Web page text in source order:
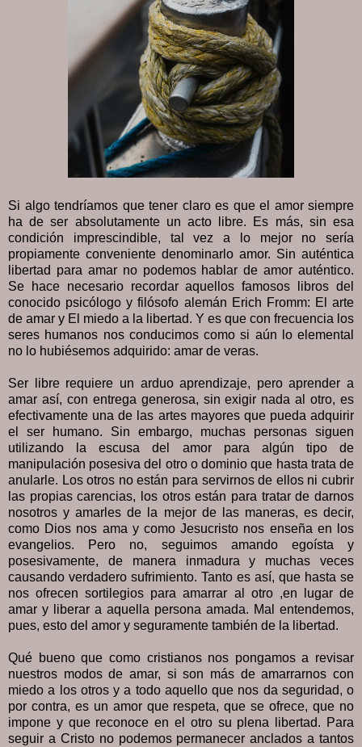
Si algo tendríamos que tener claro es que el amor siempre
ha de ser absolutamente un acto libre. Es más, sin esa
condición imprescindible, tal vez a lo mejor no sería
propiamente conveniente denominarlo amor. Sin auténtica
libertad para amar no podemos hablar de amor auténtico.
Se hace necesario recordar aquellos famosos libros del
conocido psicólogo y filósofo alemán Erich Fromm: El arte
de amar y El miedo a la libertad. Y es que con frecuencia los
seres humanos nos conducimos como si aún lo elemental
no lo hubiésemos adquirido: amar de veras.
Ser libre requiere un arduo aprendizaje, pero aprender a
amar así, con entrega generosa, sin exigir nada al otro, es
efectivamente una de las artes mayores que pueda adquirir
el ser humano. Sin embargo, muchas personas siguen
utilizando la escusa del amor para algún tipo de
manipulación posesiva del otro o dominio que hasta trata de
anularle. Los otros no están para servirnos de ellos ni cubrir
las propias carencias, los otros están para tratar de darnos
nosotros y amarles de la mejor de las maneras, es decir,
como Dios nos ama y como Jesucristo nos enseña en los
evangelios. Pero no, seguimos amando egoísta y
posesivamente, de manera inmadura y muchas veces
causando verdadero sufrimiento. Tanto es así, que hasta se
nos ofrecen sortilegios para amarrar al otro ,en lugar de
amar y liberar a aquella persona amada. Mal entendemos,
pues, esto del amor y seguramente también de la libertad.
Qué bueno que como cristianos nos pongamos a revisar
nuestros modos de amar, si son más de amarrarnos con
miedo a los otros y a todo aquello que nos da seguridad, o
por contra, es un amor que respeta, que se ofrece, que no
impone y que reconoce en el otro su plena libertad. Para
seguir a Cristo no podemos permanecer anclados a tantos